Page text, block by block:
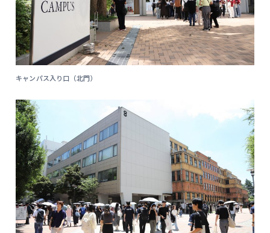
キャンパス入り口（北門）